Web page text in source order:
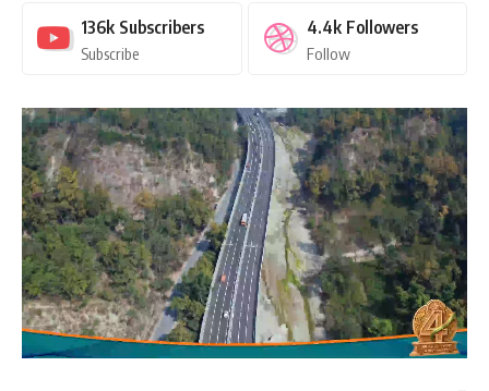
136k Subscribers
Subscribe
4.4k Followers
Follow